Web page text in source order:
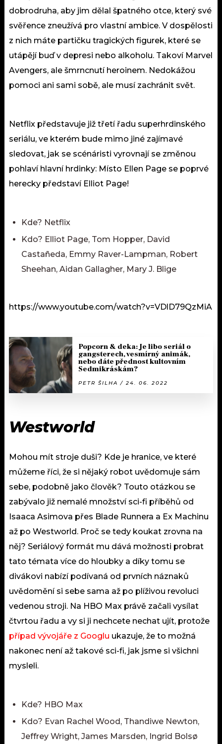
dobrodruha, aby jim dělal špatného otce, který své
svěřence zneužívá pro vlastní ambice. V dospělosti
z nich máte partičku tragických figurek, které se
utápějí buď v depresi nebo alkoholu. Takoví Marvel
Avengers, ale šmrncnutí heroinem. Nedokážou
pomoci ani sami sobě, ale musí zachránit svět.
Netflix představuje již třetí řadu superhrdinského
seriálu, ve kterém bude mimo jiné zajímavé
sledovat, jak se scénáristi vyrovnají se změnou
pohlaví hlavní hrdinky: Místo Ellen Page se poprvé
herecky představí Elliot Page!
Kde? Netflix
Kdo? Elliot Page, Tom Hopper, David
Castañeda, Emmy Raver-Lampman, Robert
Sheehan, Aidan Gallagher, Mary J. Blige
https://www.youtube.com/watch?v=VDlD79QzMiA
Popcorn & deka: Je libo seriál o
gangsterech, vesmírný animák,
nebo dáte přednost kultovním
Sedmikráskám?
PETR ŠILHA / 24. 06. 2022
Westworld
Mohou mít stroje duši? Kde je hranice, ve které
můžeme říci, že si nějaký robot uvědomuje sám
sebe, podobně jako člověk? Touto otázkou se
zabývalo již nemalé množství sci-fi příběhů od
Isaaca Asimova přes Blade Runnera a Ex Machinu
až po Westworld. Proč se tedy koukat zrovna na
něj? Seriálový formát mu dává možnosti probrat
tato témata více do hloubky a díky tomu se
divákovi nabízí podívaná od prvních náznaků
uvědomění si sebe sama až po plíživou revoluci
vedenou stroji. Na HBO Max právě začali vysílat
čtvrtou řadu a vy si ji nechcete nechat ujít, protože
případ vývojáře z Googlu ukazuje, že to možná
nakonec není až takové sci-fi, jak jsme si všichni
mysleli.
Kde? HBO Max
Kdo? Evan Rachel Wood, Thandiwe Newton,
Jeffrey Wright, James Marsden, Ingrid Bolsø